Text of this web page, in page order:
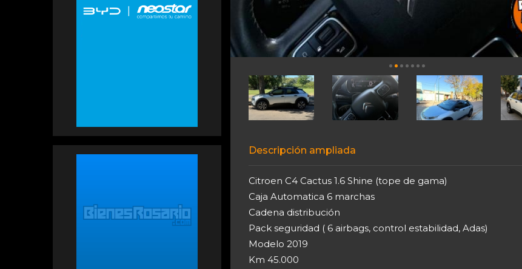
Descripción ampliada
Citroen C4 Cactus 1.6 Shine (tope de gama)
Caja Automatica 6 marchas
Cadena distribución
Pack seguridad ( 6 airbags, control estabilidad, Adas)
Modelo 2019
Km 45.000